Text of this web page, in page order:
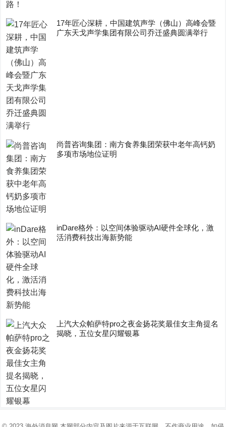
17年匠心深耕，中国建筑声学（佛山）高峰会暨
广东天戈声学集团有限公司乔迁盛典圆满举行
尚普咨询集团：南方食养集团荣获中老年高钙奶
多项市场地位证明
inDare格外：以空间体验驱动AI硬件全球化，激
活消费科技出海新势能
上汽大众帕萨特pro之夜金扬花奖最佳女主角提名
揭晓，五位女星闪耀银幕